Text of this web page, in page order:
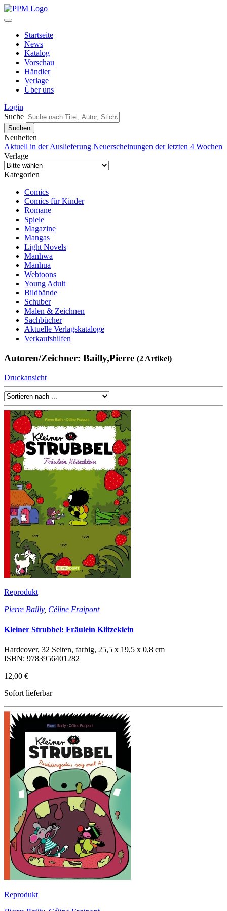
Startseite
News
Katalog
Vorschau
Händler
Verlage
Über uns
Login
Suche
Neuheiten
Aktuell in der Auslieferung Neuerscheinungen der letzten 4 Wochen
Verlage
Kategorien
Comics
Comics für Kinder
Romane
Spiele
Magazine
Mangas
Light Novels
Manhwa
Manhua
Webtoons
Young Adult
Bildbände
Schuber
Malen & Zeichnen
Sachbücher
Aktuelle Verlagskataloge
Verkaufshilfen
Autoren/Zeichner: Bailly,Pierre (2 Artikel)
Druckansicht
Reprodukt
Pierre Bailly, Céline Fraipont
Kleiner Strubbel: Fräulein Klitzeklein
Hardcover, 32 Seiten, farbig, 25,5 x 19,5 x 0,8 cm
ISBN: 9783956401282
12,00 €
Sofort lieferbar
Reprodukt